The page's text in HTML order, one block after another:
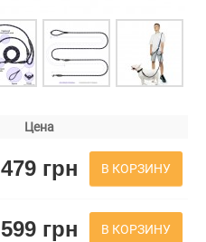
Цена
479 грн В КОРЗИНУ
599 грн В КОРЗИНУ